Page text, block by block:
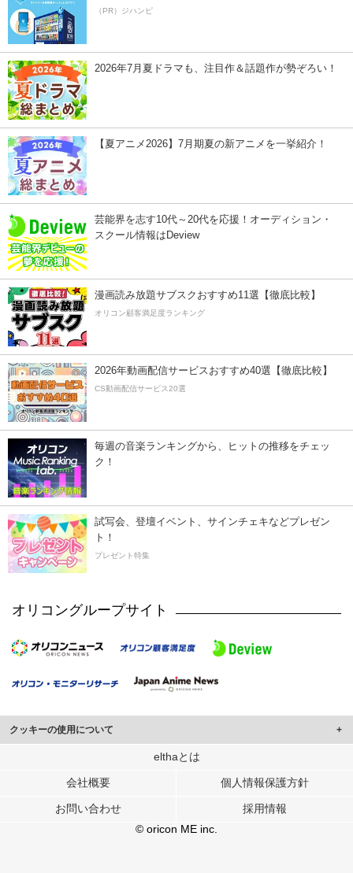
（PR）ジハンピ
2026年7月夏ドラマも、注目作＆話題作が勢ぞろい！
【夏アニメ2026】7月期夏の新アニメを一挙紹介！
芸能界を志す10代～20代を応援！オーディション・
スクール情報はDeview
漫画読み放題サブスクおすすめ11選【徹底比較】
オリコン顧客満足度ランキング
2026年動画配信サービスおすすめ40選【徹底比較】
CS動画配信サービス20選
毎週の音楽ランキングから、ヒットの推移をチェッ
ク！
試写会、登壇イベント、サインチェキなどプレゼン
ト！
プレゼント特集
オリコングループサイト
クッキーの使用について
このサイトでは Cookie を使用して、ユーザーに合わせたコンテンツや広告の
行っています。
メディアや広告配信、データ解析の各パートナーに提供しています。
各パートナーは、この情報とユーザーが各パートナーに提供した他の情報や、
ユーザーが各パートナーのサービスを使用したときに収集した他の情報を組み
elthaとは
会社概要 個人情報保護方針
お問い合わせ
採用情報
© oricon ME inc.